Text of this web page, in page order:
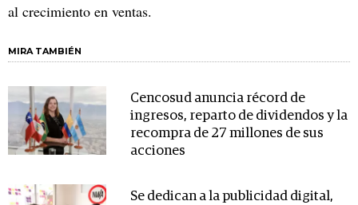
al crecimiento en ventas.
MIRA TAMBIÉN
Cencosud anuncia récord de
ingresos, reparto de dividendos y la
recompra de 27 millones de sus
acciones
Se dedican a la publicidad digital,